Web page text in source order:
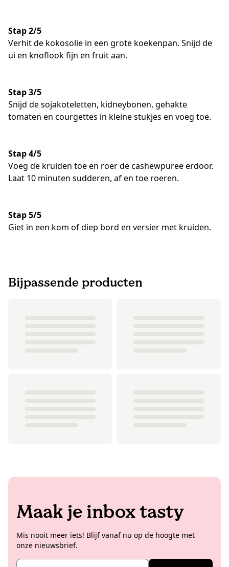
Stap 2/5
Verhit de kokosolie in een grote koekenpan. Snijd de
ui en knoflook fijn en fruit aan.
Stap 3/5
Snijd de sojakoteletten, kidneybonen, gehakte
tomaten en courgettes in kleine stukjes en voeg toe.
Stap 4/5
Voeg de kruiden toe en roer de cashewpuree erdoor.
Laat 10 minuten sudderen, af en toe roeren.
Stap 5/5
Giet in een kom of diep bord en versier met kruiden.
Bijpassende producten
Maak je inbox tasty
Mis nooit meer iets! Blijf vanaf nu op de hoogte met
onze nieuwsbrief.